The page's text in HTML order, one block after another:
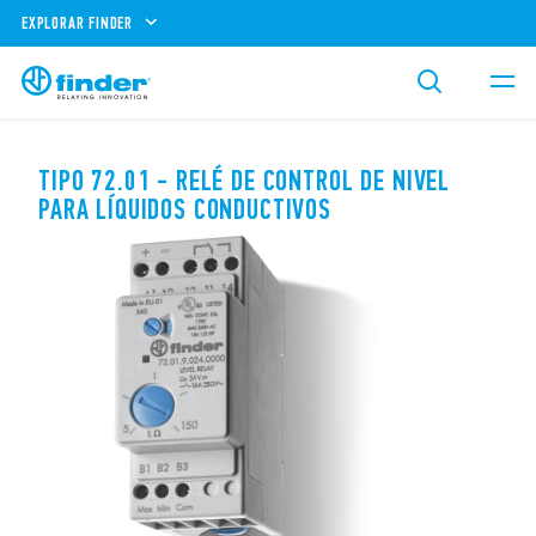
EXPLORAR FINDER
TIPO 72.01 - RELÉ DE CONTROL DE NIVEL
PARA LÍQUIDOS CONDUCTIVOS